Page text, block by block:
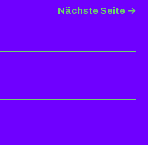
Nächste Seite →